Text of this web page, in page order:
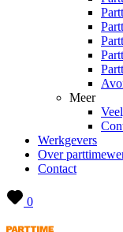
Meer
Werkgevers
Over
Contact
0